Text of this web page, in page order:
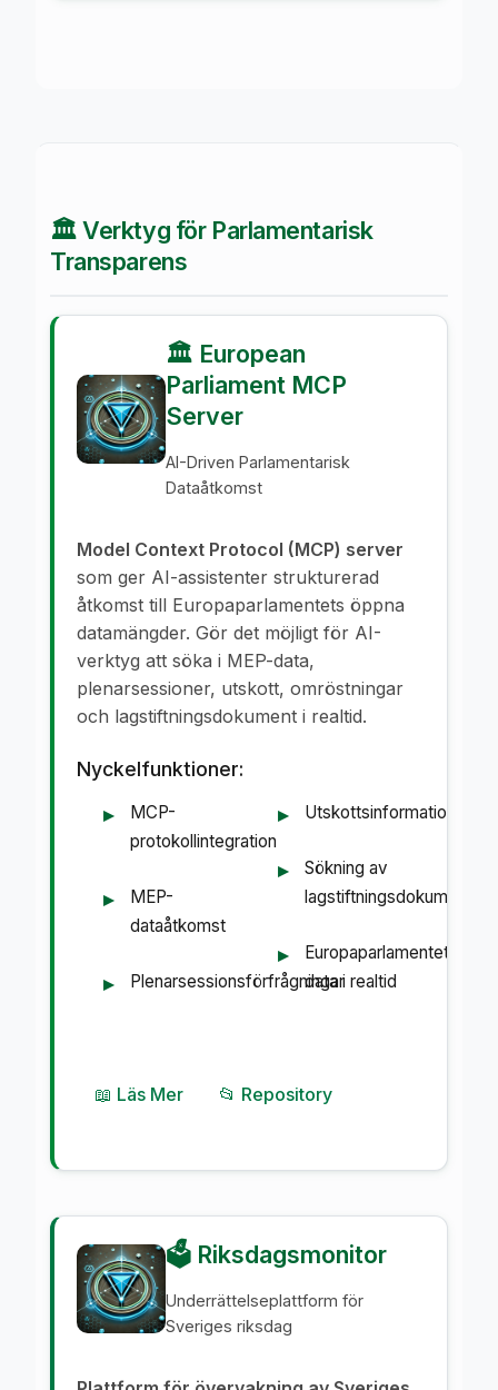
🏛️ Verktyg för Parlamentarisk
Transparens
🏛️ European
Parliament MCP
Server
AI-Driven Parlamentarisk
Dataåtkomst
Model Context Protocol (MCP) server
som ger AI-assistenter strukturerad
åtkomst till Europaparlamentets öppna
datamängder. Gör det möjligt för AI-
verktyg att söka i MEP-data,
plenarsessioner, utskott, omröstningar
och lagstiftningsdokument i realtid.
Nyckelfunktioner:
MCP-
protokollintegration
MEP-
dataåtkomst
Plenarsessionsförfrågningar
Utskottsinformation
Sökning av
lagstiftningsdokument
Europaparlamentets
data i realtid
📖 Läs Mer 📂 Repository
🗳️ Riksdagsmonitor
Underrättelseplattform för
Sveriges riksdag